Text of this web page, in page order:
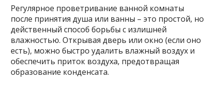
Регулярное проветривание ванной комнаты
после принятия душа или ванны – это простой‚ но
действенный способ борьбы с излишней
влажностью. Открывая дверь или окно (если оно
есть)‚ можно быстро удалить влажный воздух и
обеспечить приток воздуха‚ предотвращая
образование конденсата.